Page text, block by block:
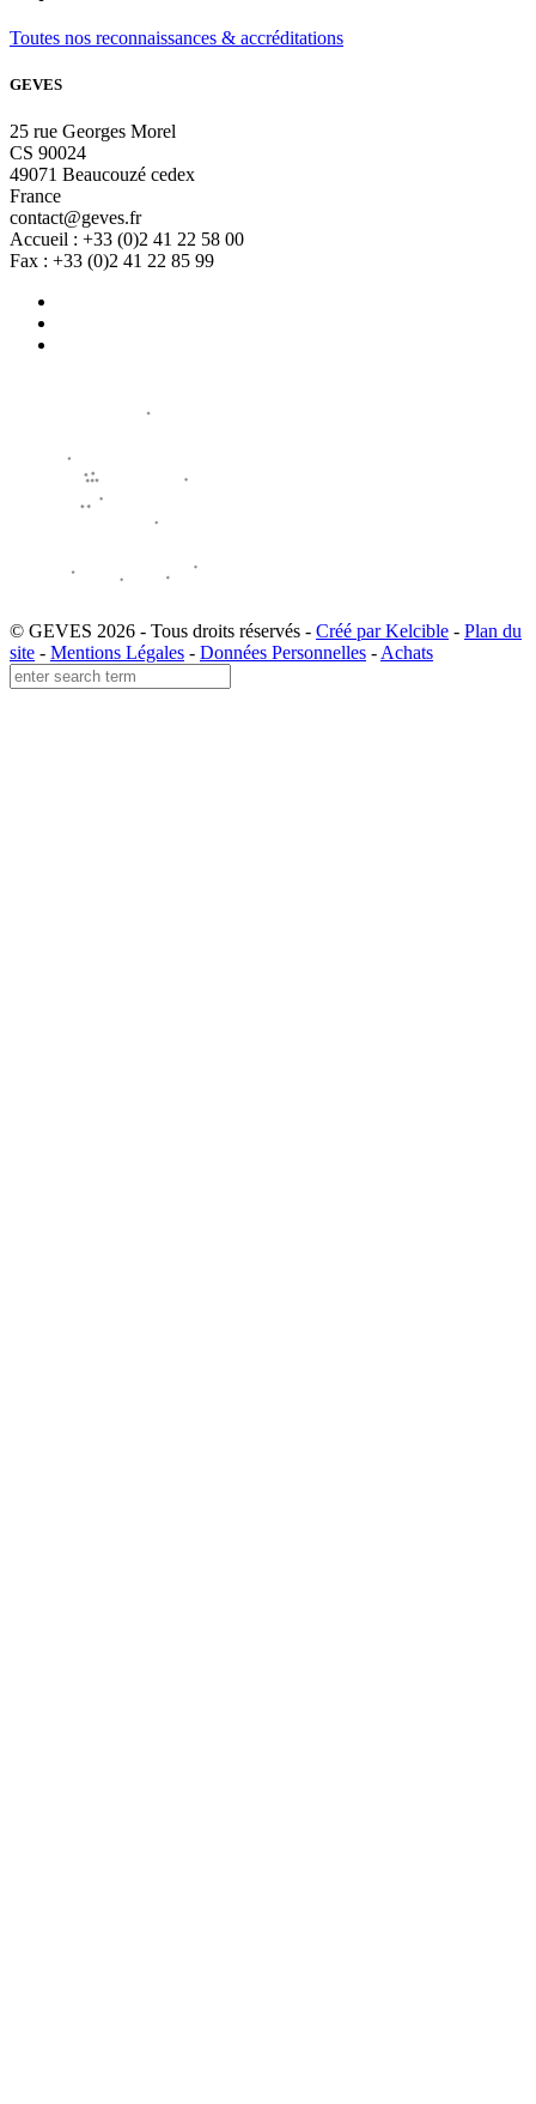
Toutes nos reconnaissances & accréditations
GEVES
25 rue Georges Morel
CS 90024
49071 Beaucouzé cedex
France
contact@geves.fr
Accueil : +33 (0)2 41 22 58 00
Fax : +33 (0)2 41 22 85 99
© GEVES 2026 - Tous droits réservés - Créé par Kelcible - Plan du
site - Mentions Légales - Données Personnelles - Achats